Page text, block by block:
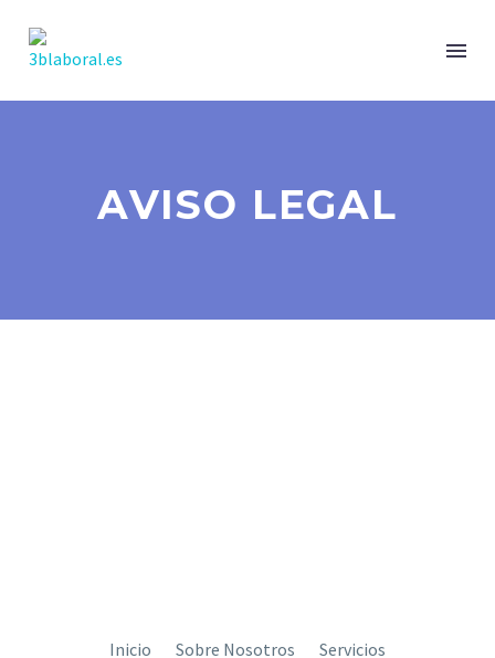
AVISO LEGAL
Inicio Sobre Nosotros
Servicios